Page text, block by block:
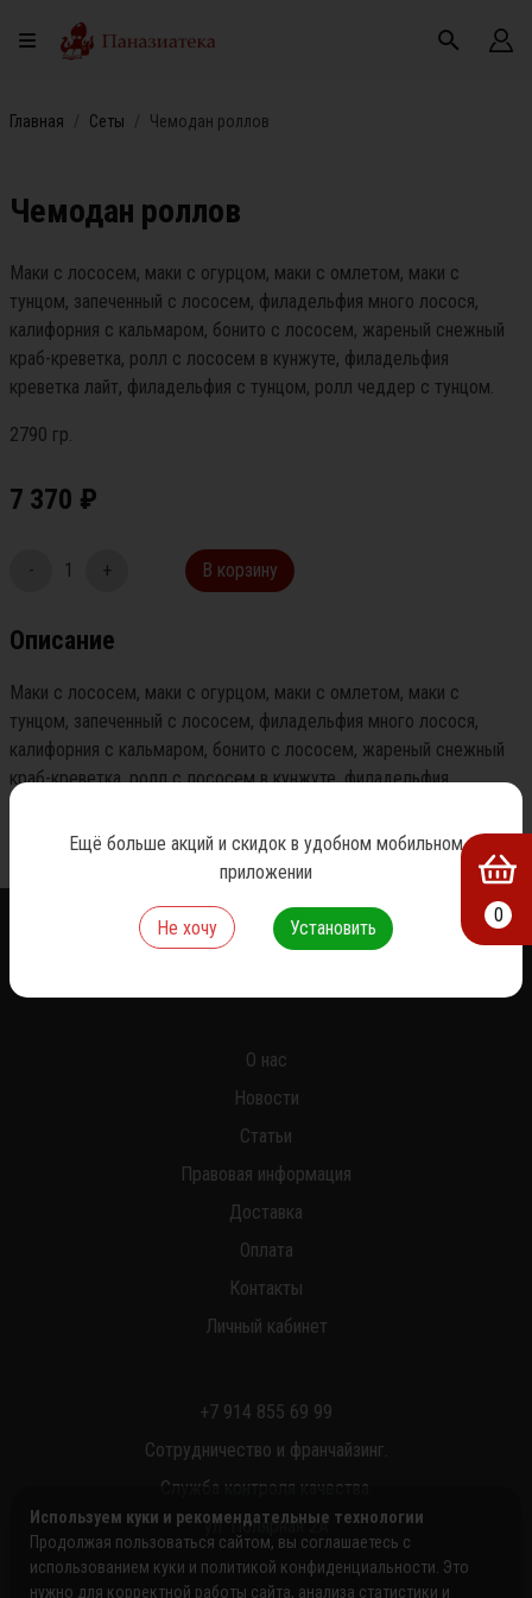
Главная Сеты Чемодан роллов
Чемодан роллов
Маки с лососем, маки с огурцом, маки с омлетом, маки с
тунцом, запеченный с лососем, филадельфия много лосося,
калифорния с кальмаром, бонито с лососем, жареный снежный
краб-креветка, ролл с лососем в кунжуте, филадельфия
креветка лайт, филадельфия с тунцом, ролл чеддер с тунцом.
2790 гр.
7 370 ₽
- 1 + В корзину
Описание
Маки с лососем, маки с огурцом, маки с омлетом, маки с
тунцом, запеченный с лососем, филадельфия много лосося,
калифорния с кальмаром, бонито с лососем, жареный снежный
краб-креветка, ролл с лососем в кунжуте, филадельфия
креветка лайт, филадельфия с тунцом, ролл чеддер с тунцом.
О нас
Новости
Статьи
Правовая информация
Доставка
Оплата
Контакты
Личный кабинет
+7 914 855 69 99
Сотрудничество и франчайзинг.
Служба контроля качества.
ул. Полярная 2А
0
Используем куки и рекомендательные технологии
Продолжая пользоваться сайтом, вы соглашаетесь с
использованием куки и политикой конфиденциальности. Это
нужно для корректной работы сайта, анализа статистики и
Ещё больше акций и скидок в удобном мобильном
приложении
Не хочу Установить